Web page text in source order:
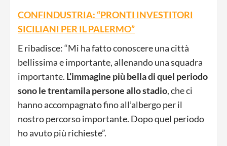
CONFINDUSTRIA: “PRONTI INVESTITORI
SICILIANI PER IL PALERMO”
E ribadisce: “Mi ha fatto conoscere una città
bellissima e importante, allenando una squadra
importante. L’immagine più bella di quel periodo
sono le trentamila persone allo stadio, che ci
hanno accompagnato fino all’albergo per il
nostro percorso importante. Dopo quel periodo
ho avuto più richieste”.